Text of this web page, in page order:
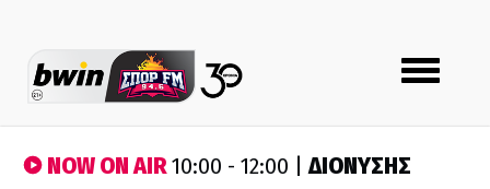
Toggle
navigation
NOW ON AIR10:00 - 12:00 |ΔΙΟΝΥΣΗΣ